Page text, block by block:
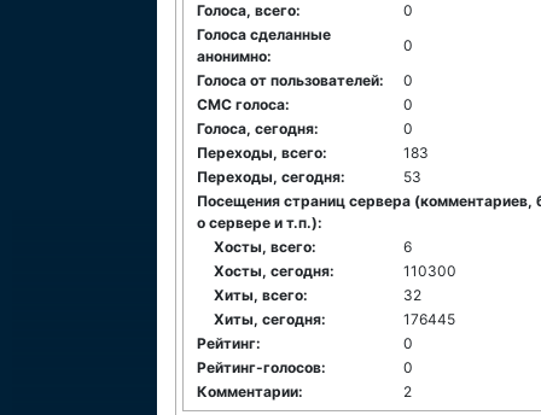
Голоса, всего:
0
Голоса сделанные
анонимно:
0
Голоса от пользователей:
0
СМС голоса:
0
Голоса, сегодня:
0
Переходы, всего:
183
Переходы, сегодня:
53
Посещения страниц сервера (комментариев,
о сервере и т.п.):
Хосты, всего:
6
Хосты, сегодня:
110300
Хиты, всего:
32
Хиты, сегодня:
176445
Рейтинг:
0
Рейтинг-голосов:
0
Комментарии:
2